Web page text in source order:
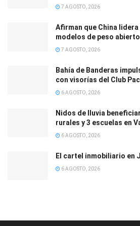
7 AGOSTO, 2026
Afirman que China
modelos de peso abierto
7 AGOSTO, 2026
Bahía de Banderas
con visorías del Club
6 AGOSTO, 2026
Nidos de lluvia
rurales y 3 escuelas en
6 AGOSTO, 2026
El cartel inmobiliario en
6 AGOSTO, 2026